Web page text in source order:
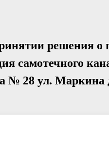
решения о
самотечного
№ 28 ул.